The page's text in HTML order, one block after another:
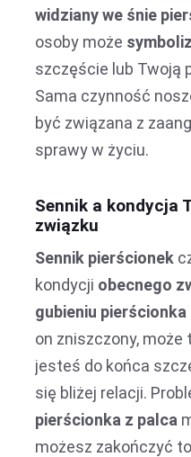
widziany we śnie
osoby może
szczęście lub Twoją
Sama czynność
być związana z
sprawy w życiu.
Sennik a kondycja
związku
Sennik pierścionek
kondycji obecnego
gubieniu
on zniszczony, może
jesteś do końca
się bliżej relacji.
pierścionka z palca
możesz zakończyć